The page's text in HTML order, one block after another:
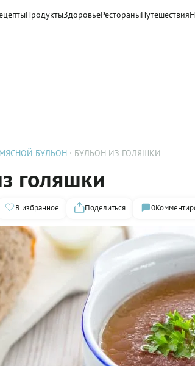
ПродуктыЗдоровьеРестораныПутешествия
МЯСНОЙ БУЛЬОН БУЛЬОН ИЗ ГОЛЯШКИ
голяшки
В избранное Поделиться 0